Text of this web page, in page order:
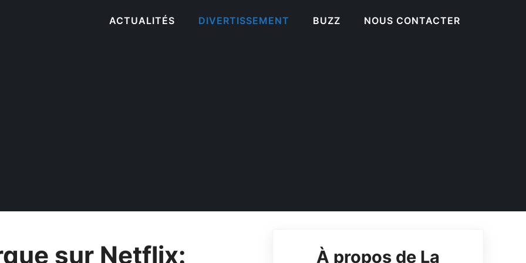
ACTUALITÉS DIVERTISSEMENT BUZZ NOUS CONTACTER
sur Netflix:
À propos de La